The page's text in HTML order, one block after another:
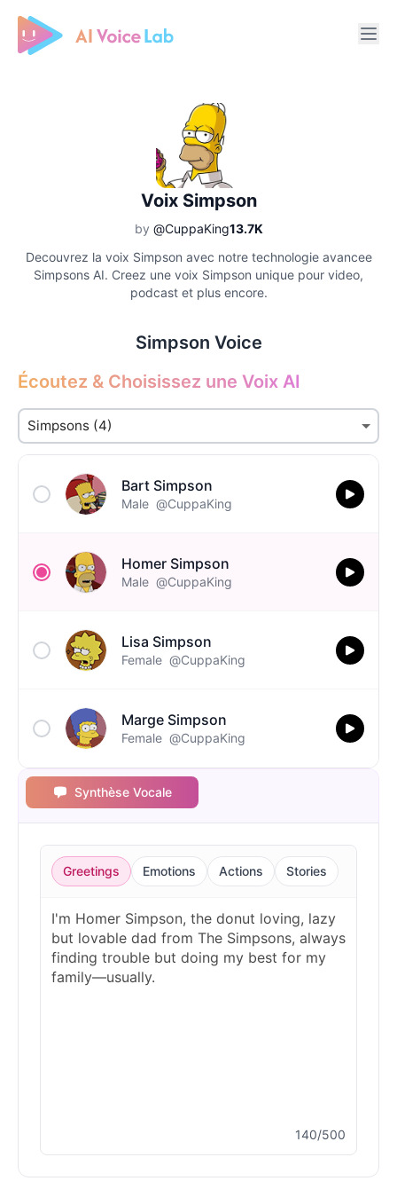
Free AI Cover & AI Voice Over
Voix Simpson
by @CuppaKing13.7K
Decouvrez la voix Simpson avec notre technologie avancee
Simpsons AI. Creez une voix Simpson unique pour video,
podcast et plus encore.
Simpson Voice
Écoutez & Choisissez une Voix AI
Bart Simpson
Male @CuppaKing
Homer Simpson
Male @CuppaKing
Lisa Simpson
Female @CuppaKing
Marge Simpson
Female @CuppaKing
Synthèse Vocale
Greetings Emotions Actions Stories
140/500